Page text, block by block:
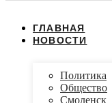
ГЛАВНАЯ
НОВОСТИ
Политика
Общество
Смоленск